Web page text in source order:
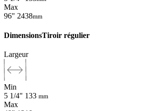
Max
96" 2438mm
DimensionsTiroir régulier
Largeur
Min
5 1/4" 133 mm
Max